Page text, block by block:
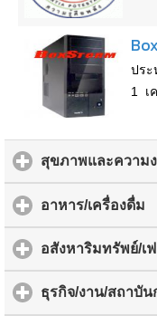
ประ
1 เ
สุขภาพและความ
อาหาร/เครื่องดื่ม
อสังหาริมทรัพย์/เ
ธุรกิจ/งาน/สถาบัน